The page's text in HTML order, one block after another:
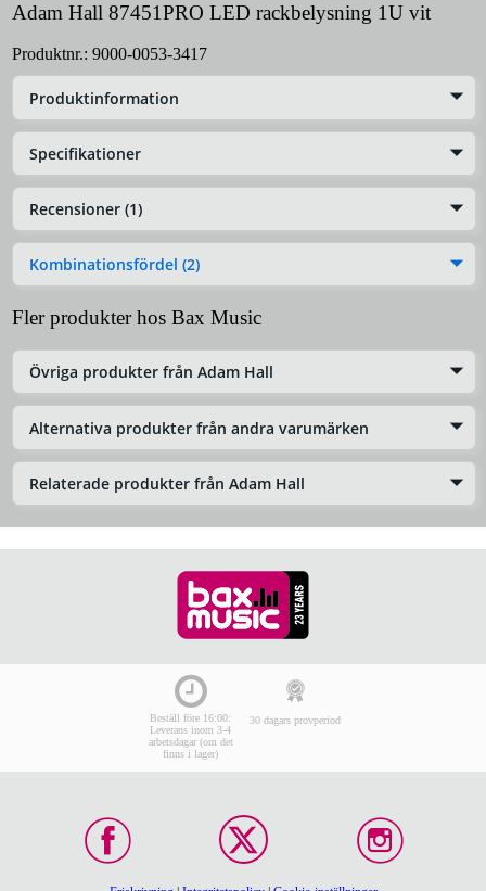
Adam Hall 87451PRO LED rackbelysning 1U vit
Produktnr.: 9000-0053-3417
Produktinformation
Specifikationer
Recensioner (1)
Kombinationsfördel (2)
Fler produkter hos Bax Music
Övriga produkter från Adam Hall
Alternativa produkter från andra varumärken
Relaterade produkter från Adam Hall
Beställ före 16:00:
Leverans inom 3-4
arbetsdagar (om det
finns i lager)
30 dagars provperiod